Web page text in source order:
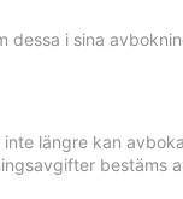
dessa i sina
längre kan
bestäms